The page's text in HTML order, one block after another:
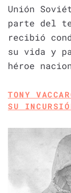
Unión
parte del
recibió
su vida y
héroe
TONY
SU